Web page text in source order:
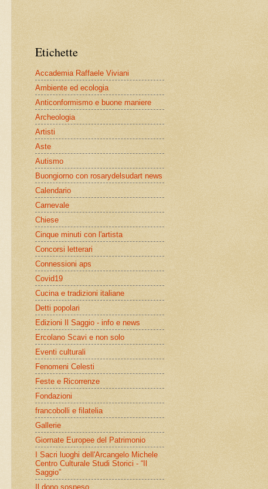
Etichette
Accademia Raffaele Viviani
Ambiente ed ecologia
Anticonformismo e buone maniere
Archeologia
Artisti
Aste
Autismo
Buongiorno con rosarydelsudart news
Calendario
Carnevale
Chiese
Cinque minuti con l'artista
Concorsi letterari
Connessioni aps
Covid19
Cucina e tradizioni italiane
Detti popolari
Edizioni Il Saggio - info e news
Ercolano Scavi e non solo
Eventi culturali
Fenomeni Celesti
Feste e Ricorrenze
Fondazioni
francobolli e filatelia
Gallerie
Giornate Europee del Patrimonio
I Sacri luoghi dell'Arcangelo Michele
Centro Culturale Studi Storici - “Il
Saggio”
Il dono sospeso